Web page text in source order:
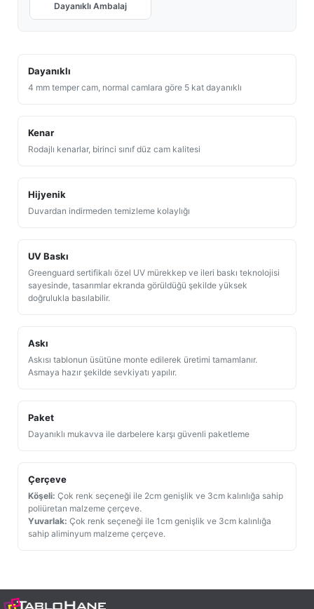
Dayanıklı Ambalaj
Dayanıklı
4 mm temper cam, normal camlara göre 5 kat dayanıklı
Kenar
Rodajlı kenarlar, birinci sınıf düz cam kalitesi
Hijyenik
Duvardan indirmeden temizleme kolaylığı
UV Baskı
Greenguard sertifikalı özel UV mürekkep ve ileri baskı teknolojisi
sayesinde, tasarımlar ekranda görüldüğü şekilde yüksek
doğrulukla basılabilir.
Askı
Askısı tablonun üsütüne monte edilerek üretimi tamamlanır.
Asmaya hazır şekilde sevkiyatı yapılır.
Paket
Dayanıklı mukavva ile darbelere karşı güvenli paketleme
Çerçeve
Köşeli: Çok renk seçeneği ile 2cm genişlik ve 3cm kalınlığa sahip
poliüretan malzeme çerçeve.
Yuvarlak: Çok renk seçeneği ile 1cm genişlik ve 3cm kalınlığa
sahip aliminyum malzeme çerçeve.